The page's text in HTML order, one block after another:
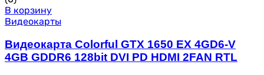
В корзину
Видеокарты
Видеокарта Colorful GTX 1650 EX 4GD6-V
4GB GDDR6 128bit DVI PD HDMI 2FAN RTL